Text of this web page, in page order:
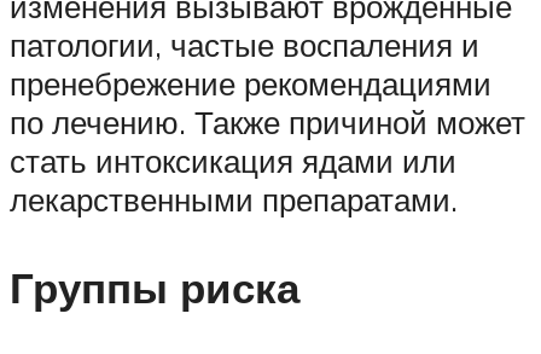
патологии, частые воспаления и
пренебрежение рекомендациями
по лечению. Также причиной может
стать интоксикация ядами или
лекарственными препаратами.
Группы риска